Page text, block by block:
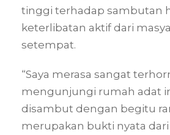
tinggi terhadap sambutan
keterlibatan aktif dari
setempat.
“Saya merasa sangat
mengunjungi rumah adat
disambut dengan begitu
merupakan bukti nyata dari